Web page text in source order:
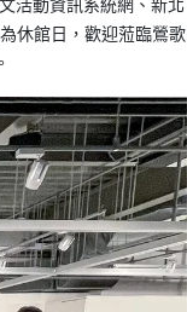
活動資訊系統網、新北
休館日，歡迎蒞臨鶯歌